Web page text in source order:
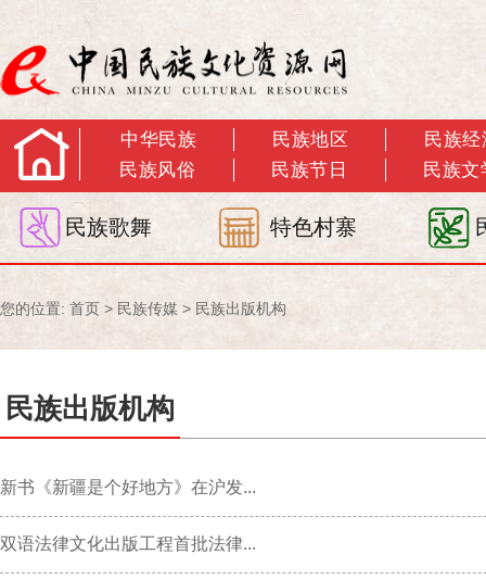
中华民族 民族地区
民族经
民族风俗
民族节日 民族文
民族歌舞 特色村寨
您的位置: 首页 > 民族传媒 > 民族出版机构
民族出版机构
新书《新疆是个好地方》在沪发...
双语法律文化出版工程首批法律...